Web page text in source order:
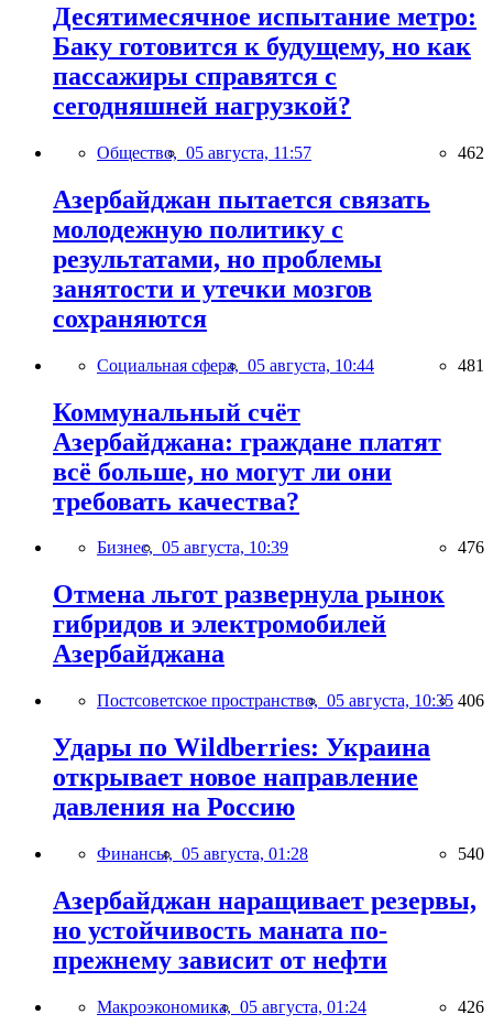
Десятимесячное испытание метро:
Баку готовится к будущему, но как
пассажиры справятся с
сегодняшней нагрузкой?
Общество, 05 августа, 11:57 462
Азербайджан пытается связать
молодежную политику с
результатами, но проблемы
занятости и утечки мозгов
сохраняются
Социальная сфера, 05 августа, 10:44 481
Коммунальный счёт
Азербайджана: граждане платят
всё больше, но могут ли они
требовать качества?
Бизнес, 05 августа, 10:39 476
Отмена льгот развернула рынок
гибридов и электромобилей
Азербайджана
Постсоветское пространство, 05 августа, 10:35 406
Удары по Wildberries: Украина
открывает новое направление
давления на Россию
Финансы, 05 августа, 01:28 540
Азербайджан наращивает резервы,
но устойчивость маната по-
прежнему зависит от нефти
Макроэкономика, 05 августа, 01:24 426